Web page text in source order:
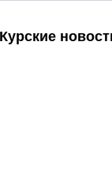
Принять